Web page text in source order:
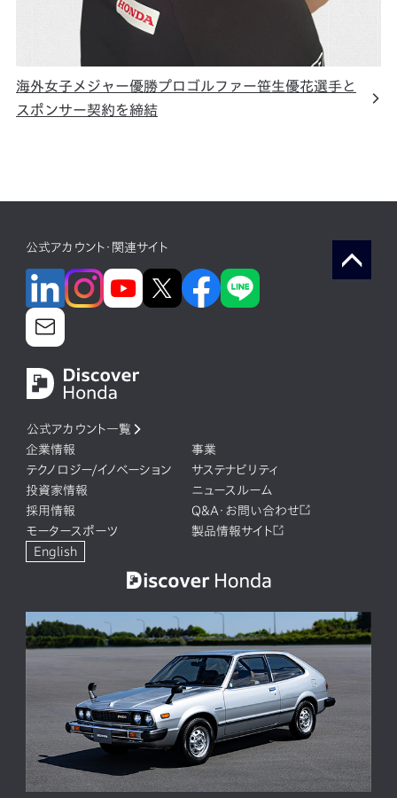
海外女子メジャー優勝プロゴルファー笹生優花選手と
スポンサー契約を締結
公式アカウント・関連サイト
公式アカウント一覧
企業情報
事業
テクノロジー/イノベーション
サステナビリティ
投資家情報
ニュースルーム
採用情報
Q&A・お問い合わせ
モータースポーツ
製品情報サイト
English